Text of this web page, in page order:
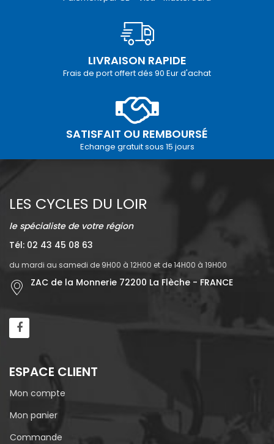
LIVRAISON RAPIDE
Frais de port offert dés 90 Eur d'achat
SATISFAIT OU REMBOURSÉ
Echange gratuit sous 15 jours
LES CYCLES DU LOIR
le spécialiste de votre région
Tél: 02 43 45 08 63
du mardi au samedi de 9H00 à 12H00 et de 14H00 à 19H00
ZAC de la Monnerie 72200 La Flèche - FRANCE
ESPACE CLIENT
Mon compte
Mon panier
Commande